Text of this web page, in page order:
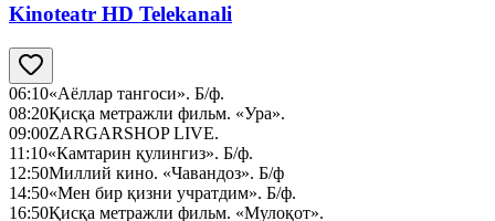
Kinoteatr HD Telekanali
06:10«Аёллар тангоси». Б/ф.
08:20Қисқа метражли фильм. «Ура».
09:00ZARGARSHOP LIVE.
11:10«Камтарин қулингиз». Б/ф.
12:50Миллий кино. «Чавандоз». Б/ф
14:50«Мен бир қизни учратдим». Б/ф.
16:50Қисқа метражли фильм. «Мулоқот».